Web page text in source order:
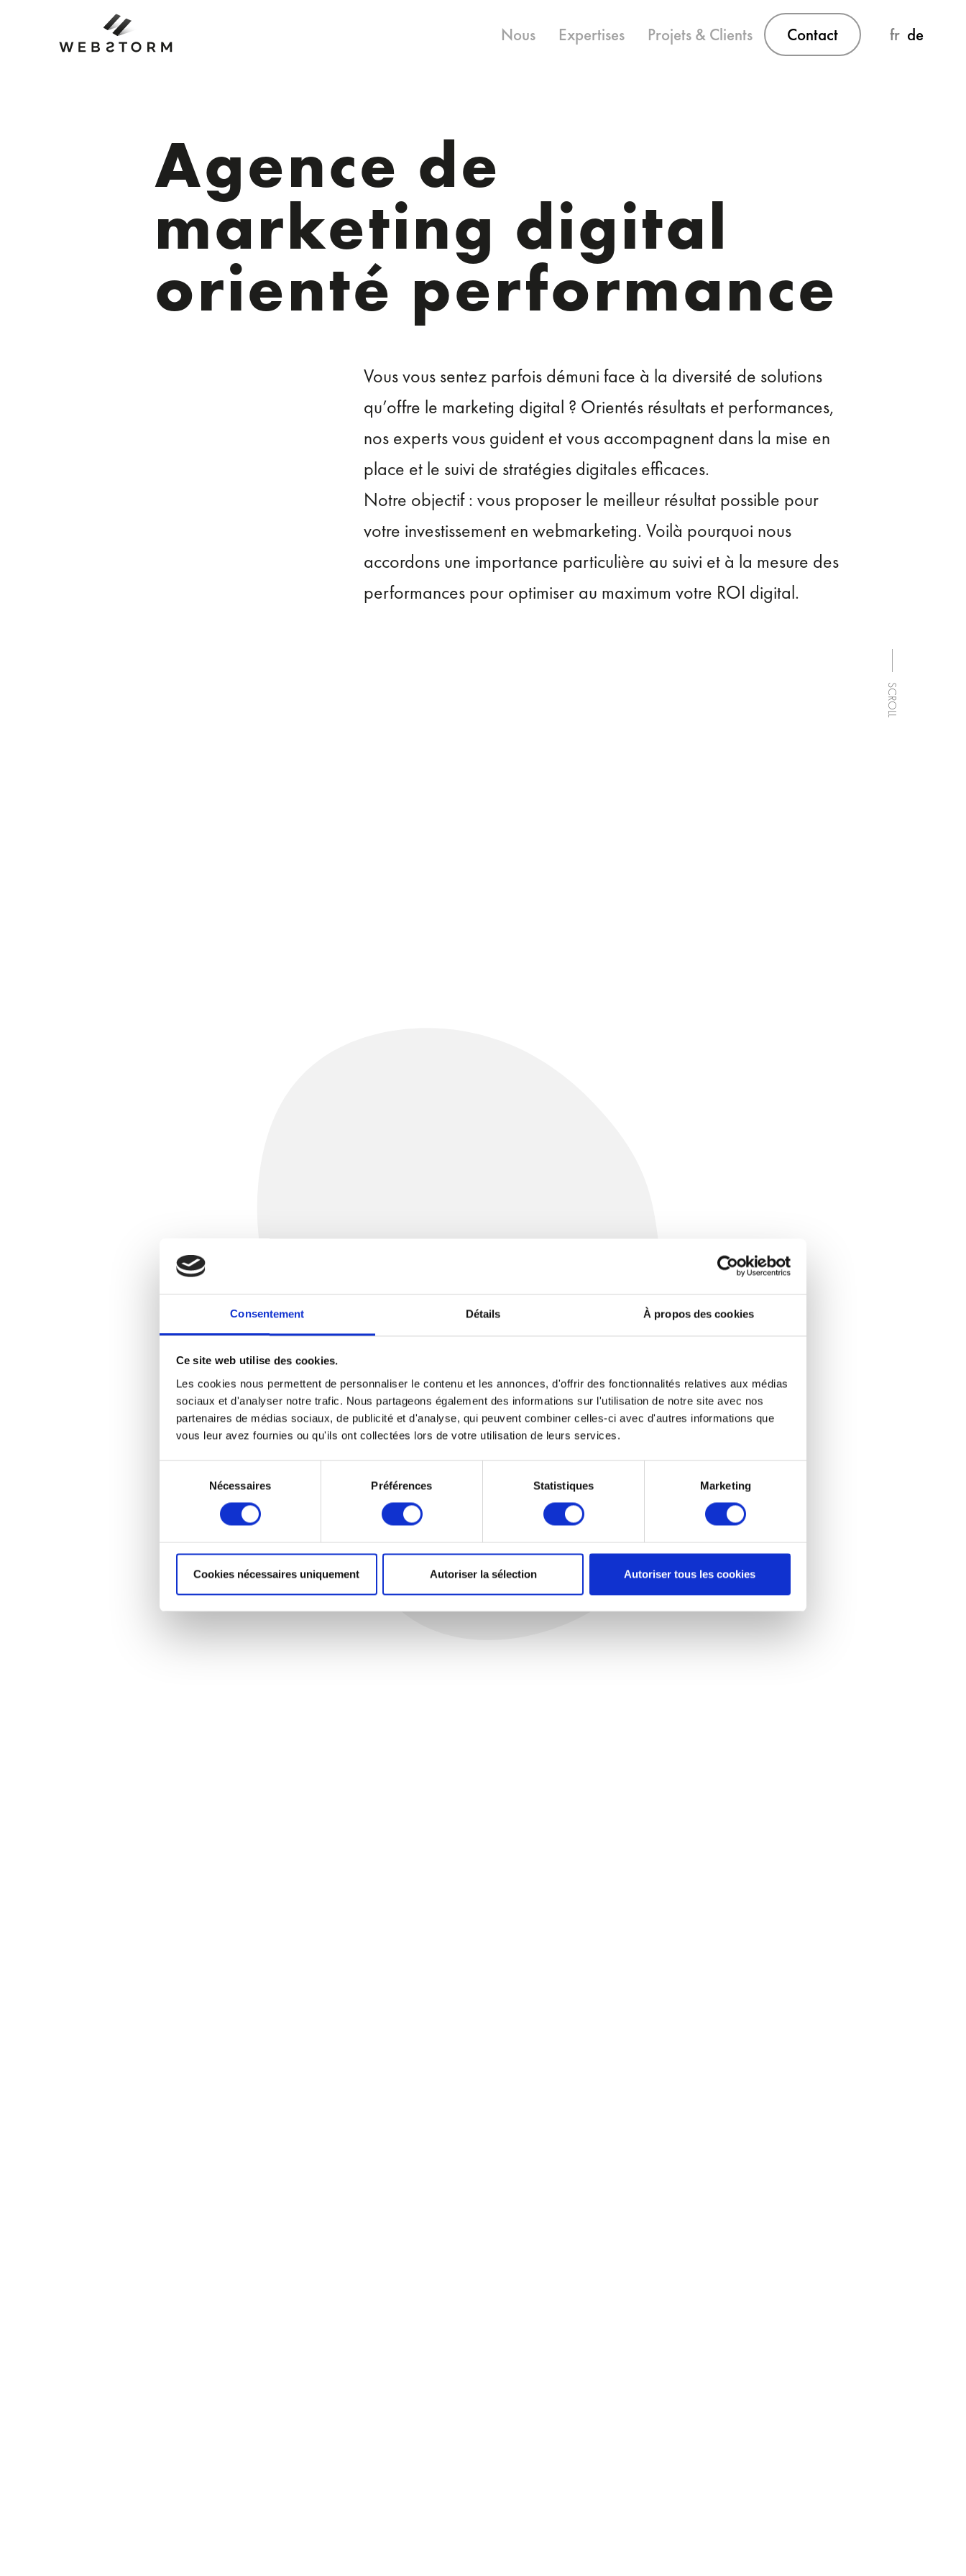
Consentement Détails À propos des cookies
Ce site web utilise des cookies.
Les cookies nous permettent de personnaliser le contenu et les annonces, d'offrir des fonctionnalités relatives aux médias
sociaux et d'analyser notre trafic. Nous partageons également des informations sur l'utilisation de notre site avec nos
partenaires de médias sociaux, de publicité et d'analyse, qui peuvent combiner celles-ci avec d'autres informations que
vous leur avez fournies ou qu'ils ont collectées lors de votre utilisation de leurs services.
consentement
Nécessaires Préférences Statistiques Marketing
Cookies nécessaires uniquement Autoriser la sélection Autoriser tous les cookies
Nous Expertises Projets & Clients Contact fr de
Agence de
marketing digital
orienté performance
Vous vous sentez parfois démuni face à la diversité de solutions
qu’offre le marketing digital ? Orientés résultats et performances,
nos experts vous guident et vous accompagnent dans la mise en
place et le suivi de stratégies digitales efficaces.
Notre objectif : vous proposer le meilleur résultat possible pour
votre investissement en webmarketing. Voilà pourquoi nous
accordons une importance particulière au suivi et à la mesure des
performances pour optimiser au maximum votre ROI digital.
SCROLL